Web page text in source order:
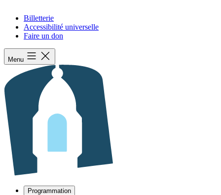
Billetterie
Accessibilité universelle
Faire un don
Menu
Programmation